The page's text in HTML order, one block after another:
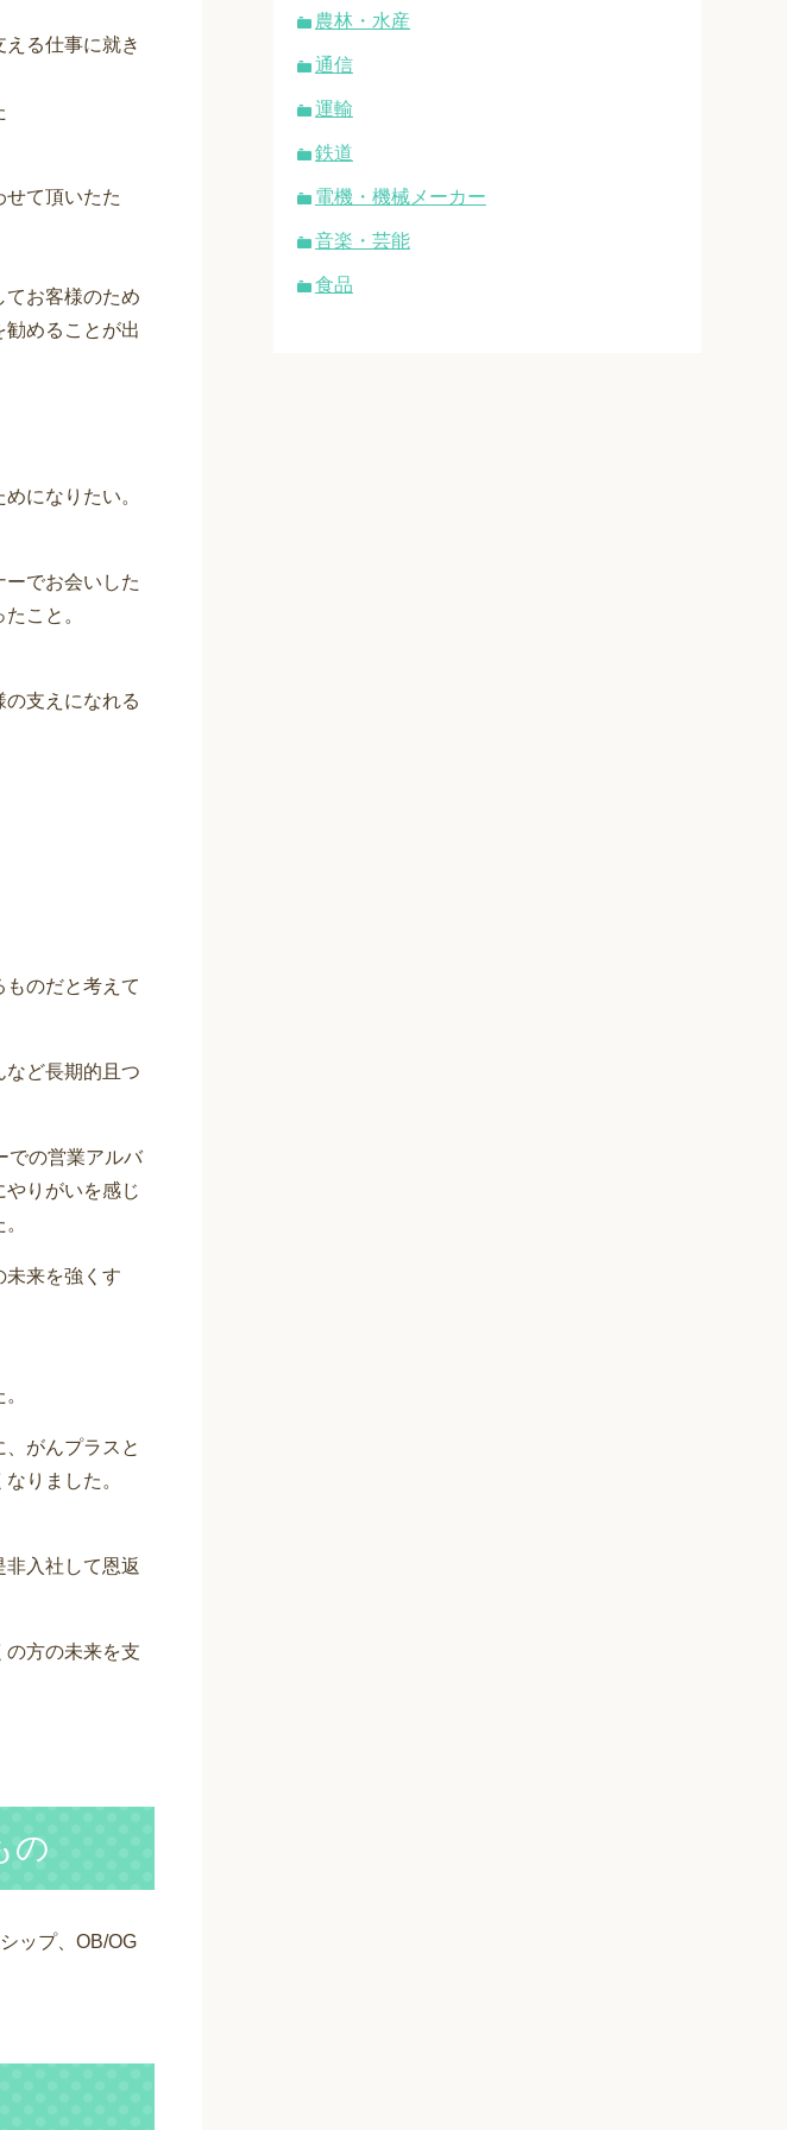
る仕事に就き
て頂いたた
てお客様のため
めることが出
になりたい。
でお会いした
こと。
支えになれる
のだと考えて
など長期的且つ
での営業アルバ
りがいを感じ
未来を強くす
がんプラスと
りました。
入社して恩返
の方の未来を支
の
ップ、OB/OG
農林・水産
通信
運輸
鉄道
電機・機械メーカー
音楽・芸能
食品